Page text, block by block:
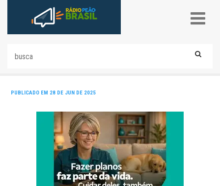
PUBLICADO EM 28 DE JUN DE 2025